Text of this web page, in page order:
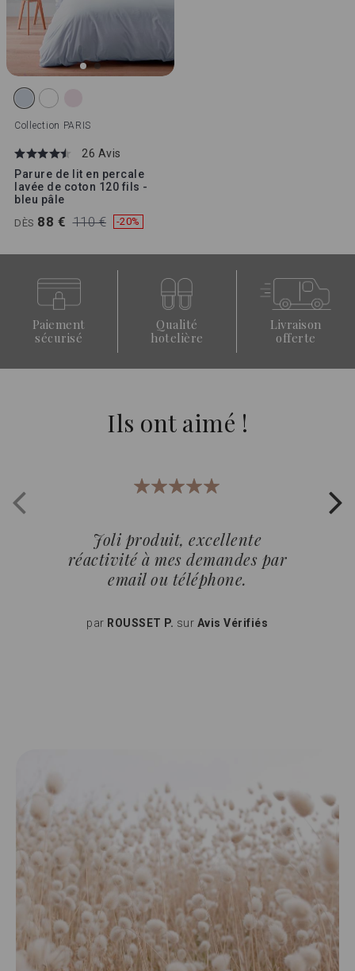
Collection PARIS
26 Avis
Parure de lit en percale
lavée de coton 120 fils -
bleu pâle
DÈS 88 € 110 € -20%
Ils ont aimé !
Joli produit, excellente
réactivité à mes demandes par
email ou téléphone.
par ROUSSET P. sur Avis Vérifiés
Paiement
sécurisé
Qualité
hotelière
Livraison
offerte